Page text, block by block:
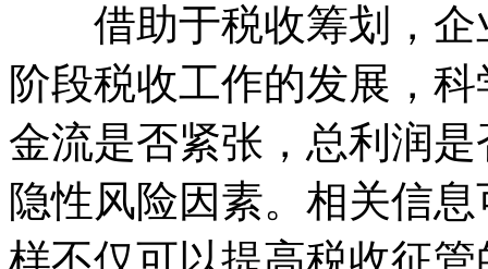
借助于税收筹划，企
阶段税收工作的发展，
金流是否紧张，总利润
隐性风险因素。相关信